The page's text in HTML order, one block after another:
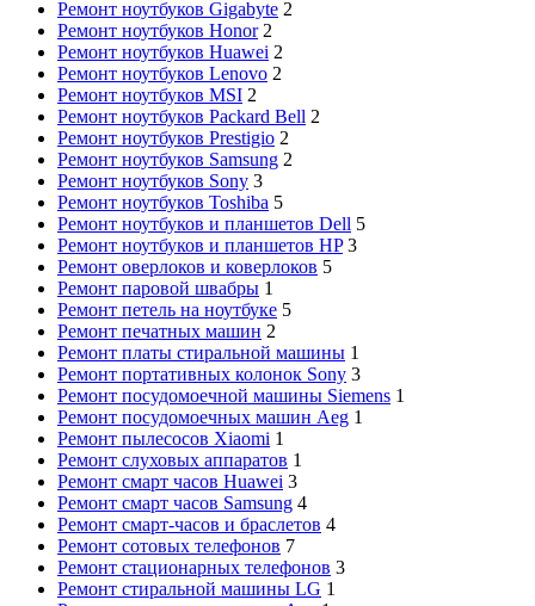
Ремонт ноутбуков Gigabyte 2
Ремонт ноутбуков Honor 2
Ремонт ноутбуков Huawei 2
Ремонт ноутбуков Lenovo 2
Ремонт ноутбуков MSI 2
Ремонт ноутбуков Packard Bell 2
Ремонт ноутбуков Prestigio 2
Ремонт ноутбуков Samsung 2
Ремонт ноутбуков Sony 3
Ремонт ноутбуков Toshiba 5
Ремонт ноутбуков и планшетов Dell 5
Ремонт ноутбуков и планшетов HP 3
Ремонт оверлоков и коверлоков 5
Ремонт паровой швабры 1
Ремонт петель на ноутбуке 5
Ремонт печатных машин 2
Ремонт платы стиральной машины 1
Ремонт портативных колонок Sony 3
Ремонт посудомоечной машины Siemens 1
Ремонт посудомоечных машин Aeg 1
Ремонт пылесосов Xiaomi 1
Ремонт слуховых аппаратов 1
Ремонт смарт часов Huawei 3
Ремонт смарт часов Samsung 4
Ремонт смарт-часов и браслетов 4
Ремонт сотовых телефонов 7
Ремонт стационарных телефонов 3
Ремонт стиральной машины LG 1